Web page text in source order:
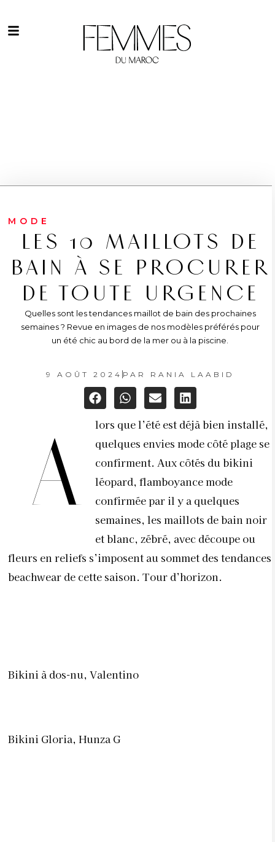
MODE
LES 10 MAILLOTS DE
BAIN À SE PROCURER
DE TOUTE URGENCE
Quelles sont les tendances maillot de bain des prochaines
semaines ? Revue en images de nos modèles préférés pour
un été chic au bord de la mer ou à la piscine.
9 AOÛT 2024 PAR RANIA LAABID
A
lors que l’été est déjà bien installé,
quelques envies mode côté plage se
confirment. Aux côtés du bikini
léopard, flamboyance mode
confirmée par il y a quelques
semaines, les maillots de bain noir
et blanc, zébré, avec découpe ou
fleurs en reliefs s’imposent au sommet des tendances
beachwear de cette saison. Tour d’horizon.
Bikini à dos-nu, Valentino
Bikini Gloria, Hunza G